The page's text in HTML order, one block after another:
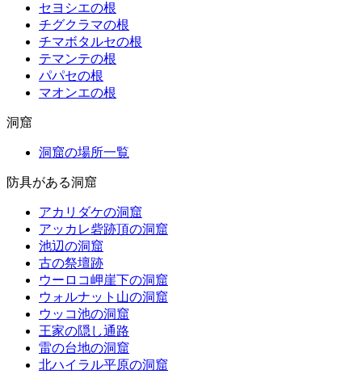
セヨシエの根
チグクラマの根
チマボタルセの根
テマンテの根
パパセの根
マオンエの根
洞窟
洞窟の場所一覧
防具がある洞窟
アカリダケの洞窟
アッカレ砦跡頂の洞窟
池辺の洞窟
古の祭壇跡
ウーロコ岬崖下の洞窟
ウォルナット山の洞窟
ウッコ池の洞窟
王家の隠し通路
雷の台地の洞窟
北ハイラル平原の洞窟